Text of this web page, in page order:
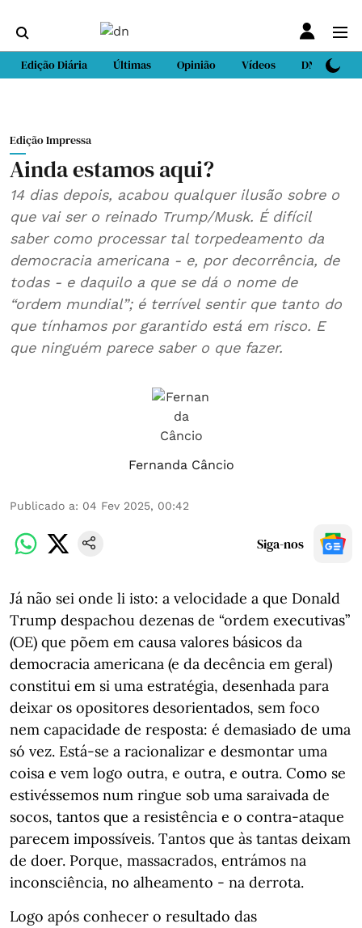
Edição Diária Últimas Opinião Vídeos DN Sport
Edição Impressa
Ainda estamos aqui?
14 dias depois, acabou qualquer ilusão sobre o
que vai ser o reinado Trump/Musk. É difícil
saber como processar tal torpedeamento da
democracia americana - e, por decorrência, de
todas - e daquilo a que se dá o nome de
“ordem mundial”; é terrível sentir que tanto do
que tínhamos por garantido está em risco. E
que ninguém parece saber o que fazer.
Fernanda Câncio
Publicado a: 04 Fev 2025, 00:42
Siga-nos
Já não sei onde li isto: a velocidade a que Donald
Trump despachou dezenas de “ordem executivas”
(OE) que põem em causa valores básicos da
democracia americana (e da decência em geral)
constitui em si uma estratégia, desenhada para
deixar os opositores desorientados, sem foco
nem capacidade de resposta: é demasiado de uma
só vez. Está-se a racionalizar e desmontar uma
coisa e vem logo outra, e outra, e outra. Como se
estivéssemos num ringue sob uma saraivada de
socos, tantos que a resistência e o contra-ataque
parecem impossíveis. Tantos que às tantas deixam
de doer. Porque, massacrados, entrámos na
inconsciência, no alheamento - na derrota.
Logo após conhecer o resultado das